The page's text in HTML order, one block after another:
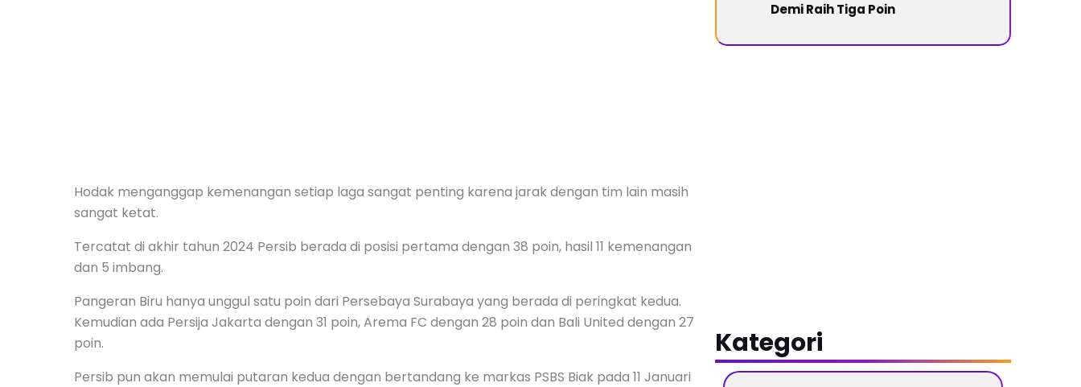
Hodak menganggap kemenangan setiap laga sangat penting karena jarak dengan tim lain masih
sangat ketat.
Tercatat di akhir tahun 2024 Persib berada di posisi pertama dengan 38 poin, hasil 11 kemenangan
dan 5 imbang.
Pangeran Biru hanya unggul satu poin dari Persebaya Surabaya yang berada di peringkat kedua.
Kemudian ada Persija Jakarta dengan 31 poin, Arema FC dengan 28 poin dan Bali United dengan 27
poin.
Persib pun akan memulai putaran kedua dengan bertandang ke markas PSBS Biak pada 11 Januari
Demi Raih Tiga Poin
Kategori